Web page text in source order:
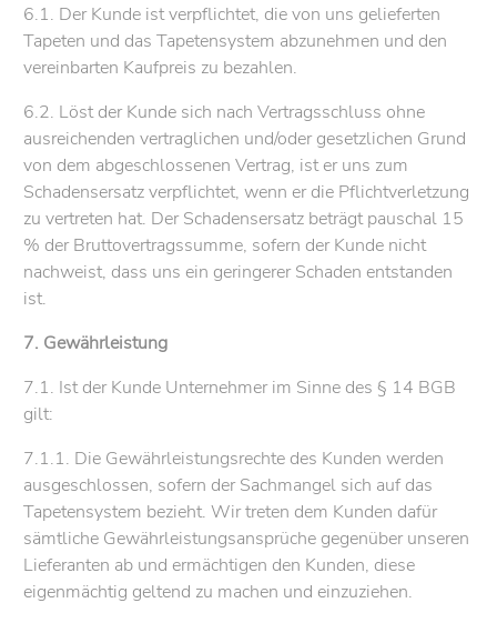
6.1. Der Kunde ist verpflichtet, die von uns gelieferten
Tapeten und das Tapetensystem abzunehmen und den
vereinbarten Kaufpreis zu bezahlen.
6.2. Löst der Kunde sich nach Vertragsschluss ohne
ausreichenden vertraglichen und/oder gesetzlichen Grund
von dem abgeschlossenen Vertrag, ist er uns zum
Schadensersatz verpflichtet, wenn er die Pflichtverletzung
zu vertreten hat. Der Schadensersatz beträgt pauschal 15
% der Bruttovertragssumme, sofern der Kunde nicht
nachweist, dass uns ein geringerer Schaden entstanden
ist.
7. Gewährleistung
7.1. Ist der Kunde Unternehmer im Sinne des § 14 BGB
gilt:
7.1.1. Die Gewährleistungsrechte des Kunden werden
ausgeschlossen, sofern der Sachmangel sich auf das
Tapetensystem bezieht. Wir treten dem Kunden dafür
sämtliche Gewährleistungsansprüche gegenüber unseren
Lieferanten ab und ermächtigen den Kunden, diese
eigenmächtig geltend zu machen und einzuziehen.